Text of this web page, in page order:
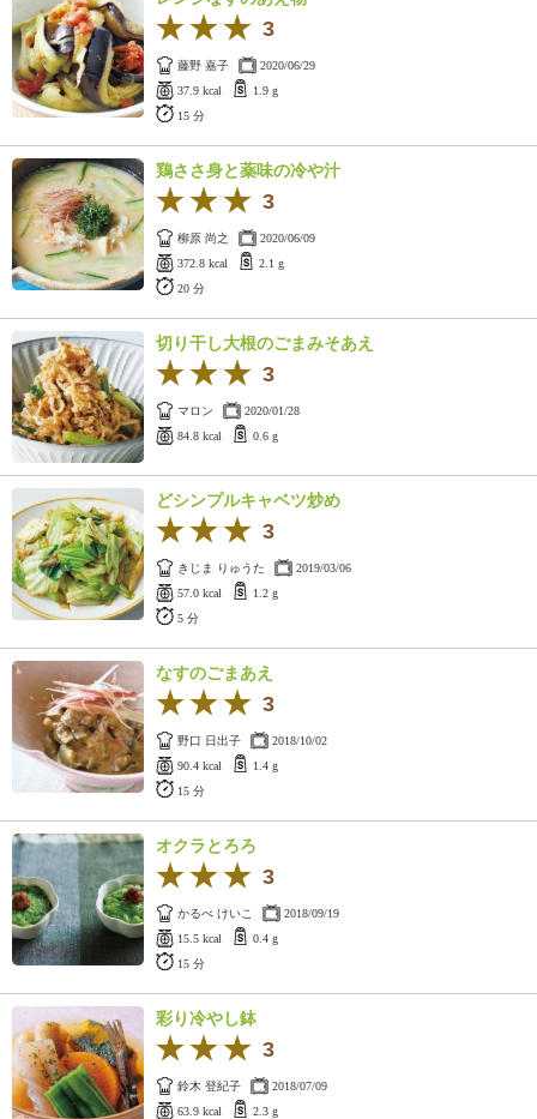
ー
ョ
ナ
「
み
ん
の
き
う
の
料
」
3
藤野 嘉子
2020/06/29
37.9 kcal
1.9 g
15 分
鶏ささ身と薬味の冷や汁
3
柳原 尚之
2020/06/09
372.8 kcal
2.1 g
20 分
切り干し大根のごまみそあえ
3
マロン
2020/01/28
84.8 kcal
0.6 g
どシンプルキャベツ炒め
3
きじま りゅうた
2019/03/06
57.0 kcal
1.2 g
5 分
なすのごまあえ
3
野口 日出子
2018/10/02
90.4 kcal
1.4 g
15 分
オクラとろろ
3
かるべ けいこ
2018/09/19
15.5 kcal
0.4 g
15 分
彩り冷やし鉢
3
鈴木 登紀子
2018/07/09
63.9 kcal
2.3 g